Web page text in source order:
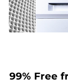
99% Free